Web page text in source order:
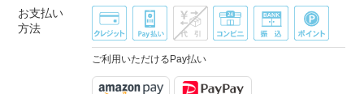
お支払い
方法
ご利用いただけるPay払い